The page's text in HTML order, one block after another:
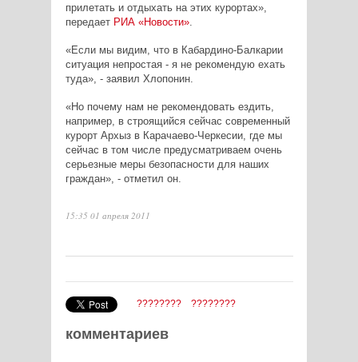
прилетать и отдыхать на этих курортах»,
передает РИА «Новости».
«Если мы видим, что в Кабардино-Балкарии
ситуация непростая - я не рекомендую ехать
туда», - заявил Хлопонин.
«Но почему нам не рекомендовать ездить,
например, в строящийся сейчас современный
курорт Архыз в Карачаево-Черкесии, где мы
сейчас в том числе предусматриваем очень
серьезные меры безопасности для наших
граждан», - отметил он.
15:35 01 апреля 2011
???????? ????????
комментариев